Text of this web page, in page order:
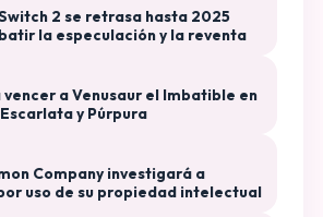
2 se retrasa hasta 2025
la especulación y la reventa
a Venusaur el Imbatible en
y Púrpura
Company investigará a
uso de su propiedad intelectual